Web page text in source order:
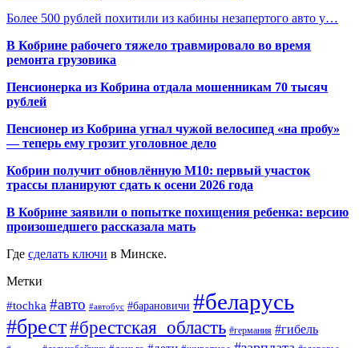
Более 500 рублей похитили из кабины незапертого авто у…
В Кобрине рабочего тяжело травмировало во время
ремонта грузовика
Пенсионерка из Кобрина отдала мошенникам 70 тысяч
рублей
Пенсионер из Кобрина угнал чужой велосипед «на пробу»
— теперь ему грозит уголовное дело
Кобрин получит обновлённую М10: первый участок
трассы планируют сдать к осени 2026 года
В Кобрине заявили о попытке похищения ребенка: версию
произошедшего рассказала мать
Где сделать ключи в Минске.
Метки
#tochka #авто #автобус #барановичи #беларусь
#брест#брестская_область #германия #гибель